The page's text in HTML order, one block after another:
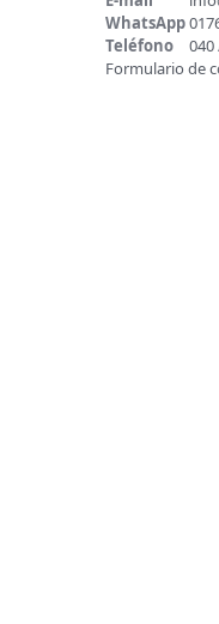
WhatsApp
Teléfono
040
Formulario de